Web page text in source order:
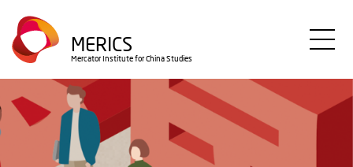
Direkt
zum
Inhalt
MERICS
Mercator Institute for China Studies